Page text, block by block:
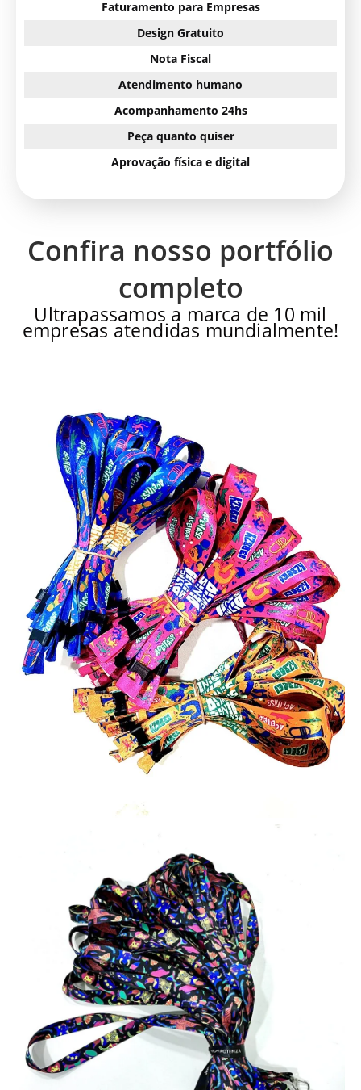
Faturamento para Empresas
Design Gratuito
Nota Fiscal
Atendimento humano
Acompanhamento 24hs
Peça quanto quiser
Aprovação física e digital
Confira nosso portfólio
completo
Ultrapassamos a marca de 10 mil
empresas atendidas mundialmente!